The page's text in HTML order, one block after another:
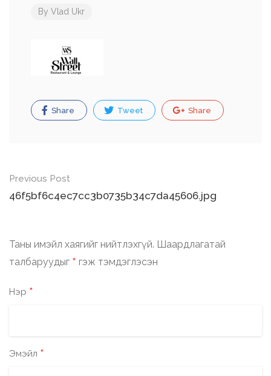
By Vlad Ukr
Share Tweet Share
Post
navigation
Previous Post
46f5bf6c4ec7cc3b0735b34c7da45606.jpg
Таны имэйл хаягийг нийтлэхгүй. Шаардлагатай
талбаруудыг * гэж тэмдэглэсэн
Нэр *
Эмэйл *